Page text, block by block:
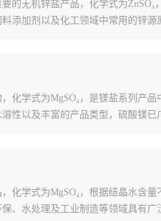
的无机锌盐产品，化学式为
添加剂以及化工领域中常用的锌
化学式为MgSO₄，是镁盐系列产
性以及丰富的产品类型，硫酸镁
化学式为MgSO₄，根据结晶水含
、水处理及工业制造等领域具有